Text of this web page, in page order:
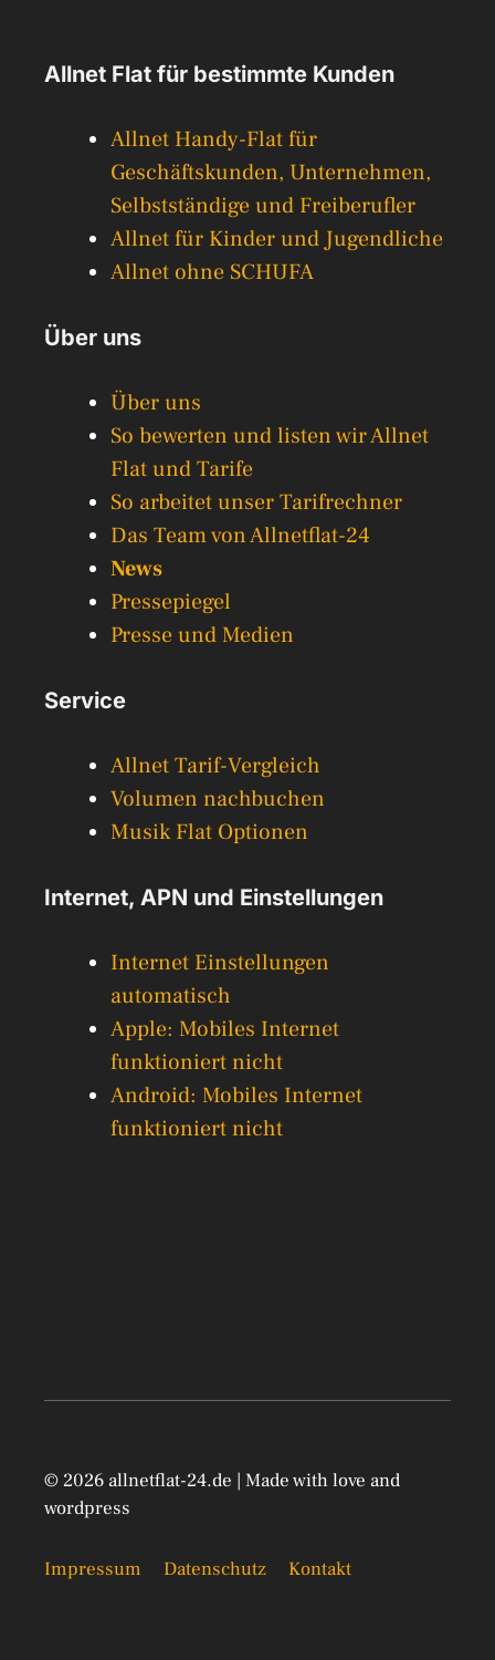
Allnet Flat für bestimmte Kunden
Allnet Handy-Flat für
Geschäftskunden, Unternehmen,
Selbstständige und Freiberufler
Allnet für Kinder und Jugendliche
Allnet ohne SCHUFA
Über uns
Über uns
So bewerten und listen wir Allnet
Flat und Tarife
So arbeitet unser Tarifrechner
Das Team von Allnetflat-24
News
Pressepiegel
Presse und Medien
Service
Allnet Tarif-Vergleich
Volumen nachbuchen
Musik Flat Optionen
Internet, APN und Einstellungen
Internet Einstellungen
automatisch
Apple: Mobiles Internet
funktioniert nicht
Android: Mobiles Internet
funktioniert nicht
© 2026 allnetflat-24.de | Made with love and
wordpress
Impressum Datenschutz Kontakt